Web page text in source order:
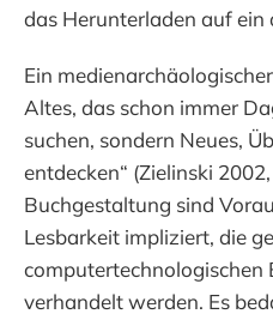
das Herunterladen auf ein
Ein
Altes, das schon immer
suchen, sondern Neues,
entdecken“ (Zielinski
Buchgestaltung sind
Lesbarkeit impliziert, die
computertechnologischen
verhandelt werden. Es